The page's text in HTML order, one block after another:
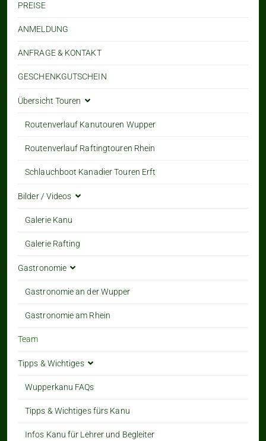
PREISE
ANMELDUNG
ANFRAGE & KONTAKT
GESCHENKGUTSCHEIN
Übersicht Touren
Routenverlauf Kanutouren Wupper
Routenverlauf Raftingtouren Rhein
Schlauchboot Kanadier Touren Erft
Bilder / Videos
Galerie Kanu
Galerie Rafting
Gastronomie
Gastronomie an der Wupper
Gastronomie am Rhein
Team
Tipps & Wichtiges
Wupperkanu FAQs
Tipps & Wichtiges fürs Kanu
Infos Kanu für Lehrer und Begleiter